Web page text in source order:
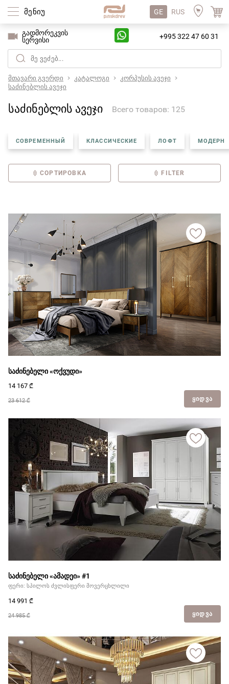
მენიუ GE RUS
გადმორეკვის
სერვისი
+995 322 47 60 31
მთავარი გვერდი კატალოგი
კორპუსის ავეჯი
საძინებლის ავეჯი
საძინებლის ავეჯი Всего товаров: 125
СОВРЕМЕННЫЙ КЛАССИЧЕСКИЕ ЛОФТ МОДЕРН
СОРТИРОВКА FILTER
საძინებელი «ოქვუდი»
23 612 ₾
14 167 ₾
ᲧᲘᲓᲕᲐ
საძინებელი «ამადეი» #1
ფერი: სპილოს ძვლისფერი მოვერცხლილი
24 985 ₾
14 991 ₾
ᲧᲘᲓᲕᲐ